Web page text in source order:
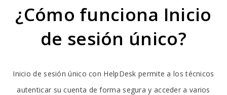
¿Cómo funciona Inicio
de sesión único?
Inicio de sesión único con HelpDesk permite a los técnicos
autenticar su cuenta de forma segura y acceder a varios